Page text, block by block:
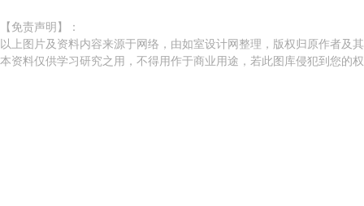
【免责声明】：
以上图片及资料内容来源于网络，由如室设计网整理，版权归原作者
本资料仅供学习研究之用，不得用作于商业用途，若此图库侵犯到您的